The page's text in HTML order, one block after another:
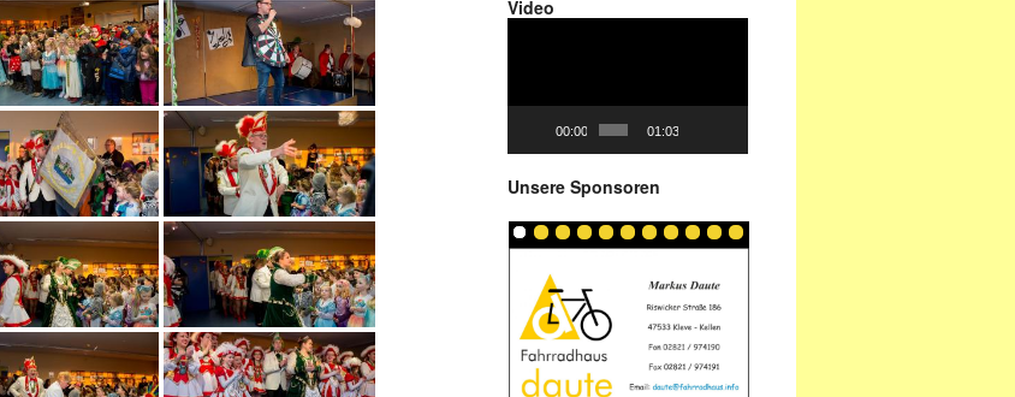
Video
00:00 01:03
Unsere Sponsoren